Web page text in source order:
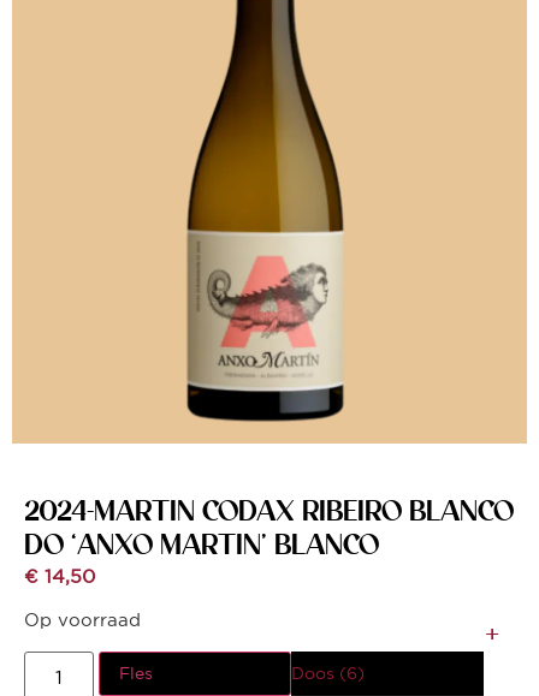
2024-MARTIN CODAX RIBEIRO BLANCO
DO ‘ANXO MARTIN’ BLANCO
€ 14,50
Op voorraad
Fles Doos (6)